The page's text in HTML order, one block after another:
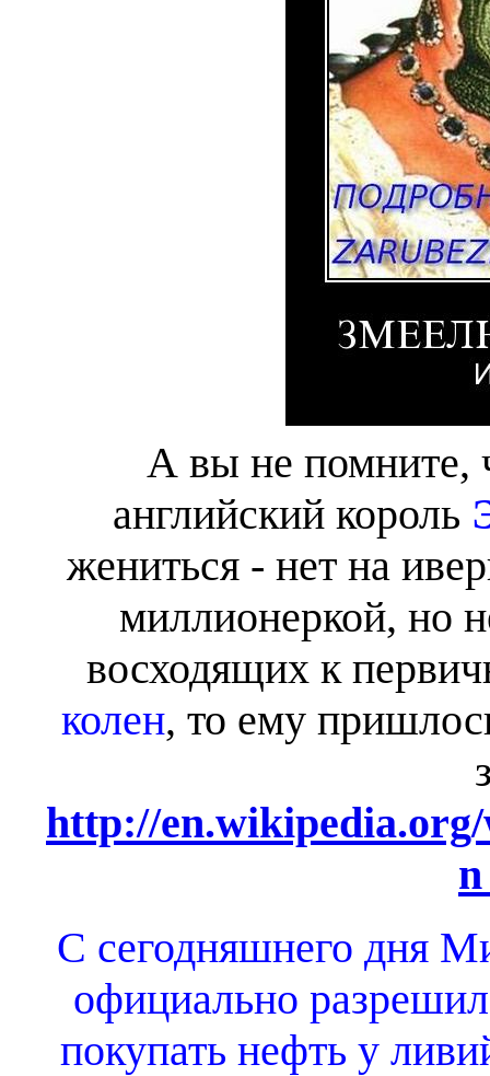
А вы не помните,
английский король
жениться - нет на
миллионеркой, но
восходящих к
колен, то ему
http://
С сегодняшнего дня
официально
покупать нефть у